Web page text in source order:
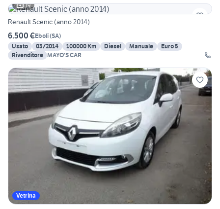
19
Renault Scenic (anno 2014)
6.500 €Eboli(SA)
Usato
03/2014 100000 Km Diesel Manuale
Euro 5
Rivenditore MAYO'S CAR
Vetrina